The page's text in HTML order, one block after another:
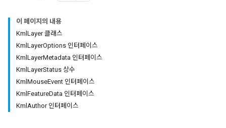
이 페이지의 내용
KmlLayer 클래스
KmlLayerOptions 인터페이스
KmlLayerMetadata 인터페이스
KmlLayerStatus 상수
KmlMouseEvent 인터페이스
KmlFeatureData 인터페이스
KmlAuthor 인터페이스